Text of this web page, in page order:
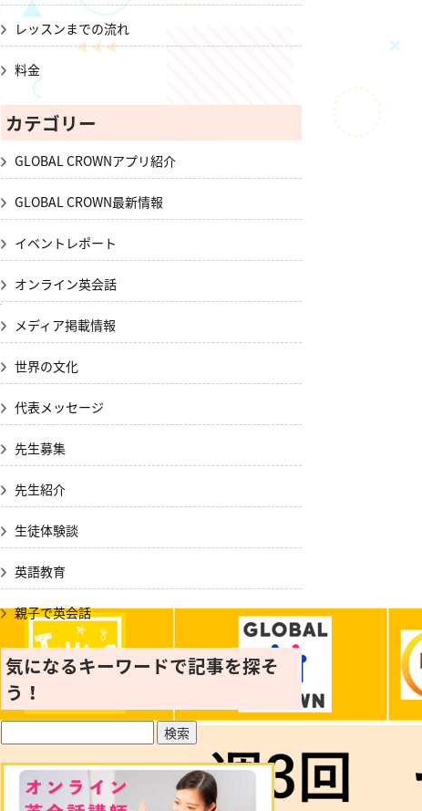
レッスンまでの流れ
料金
カテゴリー
GLOBAL CROWNアプリ紹介
GLOBAL CROWN最新情報
イベントレポート
オンライン英会話
メディア掲載情報
世界の文化
代表メッセージ
先生募集
先生紹介
生徒体験談
英語教育
親子で英会話
気になるキーワードで記事を探そ
う！